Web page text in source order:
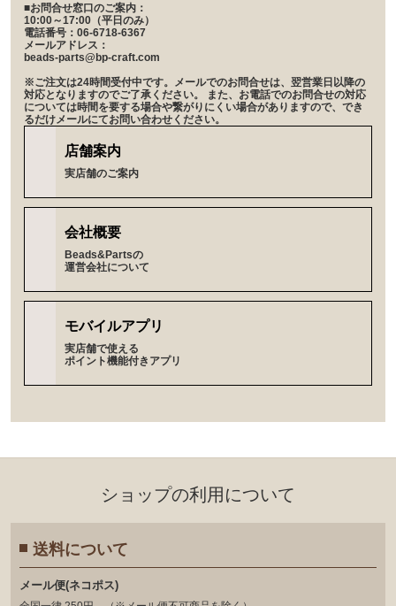
■お問合せ窓口のご案内：
10:00～17:00（平日のみ）
電話番号：06-6718-6367
メールアドレス：
beads-parts@bp-craft.com
※ご注文は24時間受付中です。メールでのお問合せは、翌営業日以降の
対応となりますのでご了承ください。 また、お電話でのお問合せの対応
については時間を要する場合や繋がりにくい場合がありますので、でき
るだけメールにてお問い合わせください。
店舗案内
実店舗のご案内
会社概要
Beads&Partsの
運営会社について
モバイルアプリ
実店舗で使える
ポイント機能付きアプリ
ショップの利⽤について
送料について
メール便(ネコポス)